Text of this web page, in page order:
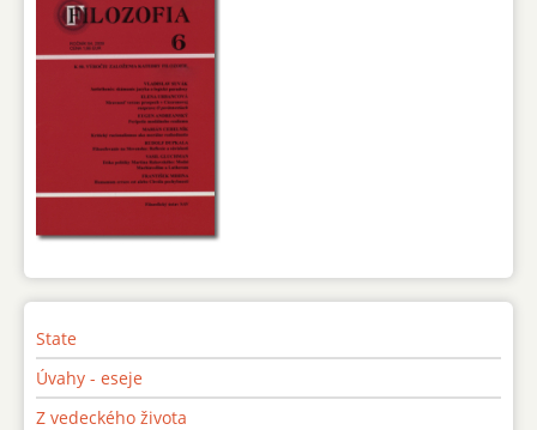
State
Úvahy - eseje
Z vedeckého života